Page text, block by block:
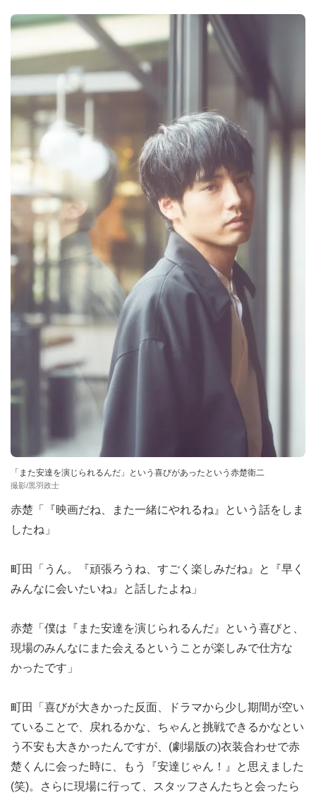
「また安達を演じられるんだ」という喜びがあったという赤楚衛二
撮影/黒羽政士
赤楚「『映画だね、また一緒にやれるね』という話をしま
したね」
町田「うん。『頑張ろうね、すごく楽しみだね』と『早く
みんなに会いたいね』と話したよね」
赤楚「僕は『また安達を演じられるんだ』という喜びと、
現場のみんなにまた会えるということが楽しみで仕方な
かったです」
町田「喜びが大きかった反面、ドラマから少し期間が空い
ていることで、戻れるかな、ちゃんと挑戦できるかなとい
う不安も大きかったんですが、(劇場版の)衣装合わせで赤
楚くんに会った時に、もう『安達じゃん！』と思えました
(笑)。さらに現場に行って、スタッフさんたちと会ったら